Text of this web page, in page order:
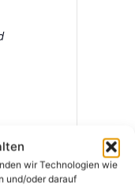
wir Technologien wie
und/oder darauf